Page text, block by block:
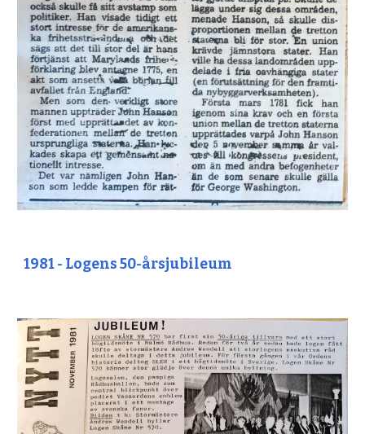
1981 - Logens 50-årsjubileum